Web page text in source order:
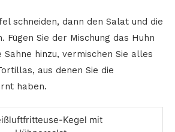
schneiden, dann den Salat und die
Fügen Sie der Mischung das Huhn
Sahne hinzu, vermischen Sie alles
aus denen Sie die
haben.